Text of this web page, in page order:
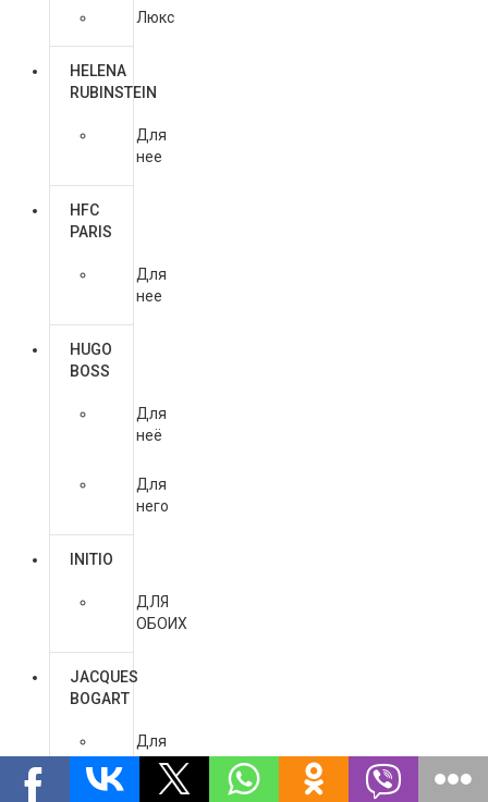
Люкс
HELENA
RUBINSTEIN
Для
нее
HFC
PARIS
Для
нее
HUGO
BOSS
Для
неё
Для
него
INITIO
ДЛЯ
ОБОИХ
JACQUES
BOGART
Для
него